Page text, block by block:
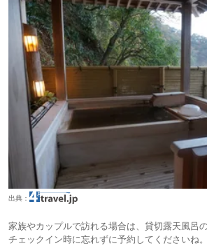
出典：
家族やカップルで訪れる場合は、貸切露天風呂
チェックイン時に忘れずに予約してくださいね